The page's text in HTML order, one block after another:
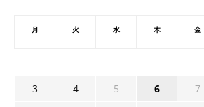
月 火 水 木 金
3
4 5 6 7